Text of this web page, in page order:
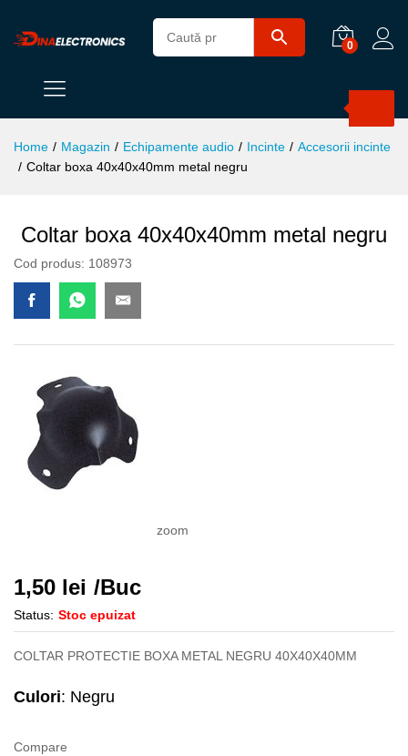
0
Home / Magazin / Echipamente audio / Incinte / Accesorii incinte
/ Coltar boxa 40x40x40mm metal negru
Coltar boxa 40x40x40mm metal negru
Cod produs: 108973
zoom
1,50 lei /Buc
Status: Stoc epuizat
COLTAR PROTECTIE BOXA METAL NEGRU 40X40X40MM
Culori: Negru
Compare